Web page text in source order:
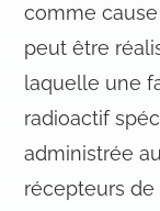
comme
peut être
laquelle une
radioactif
administrée
récepteurs